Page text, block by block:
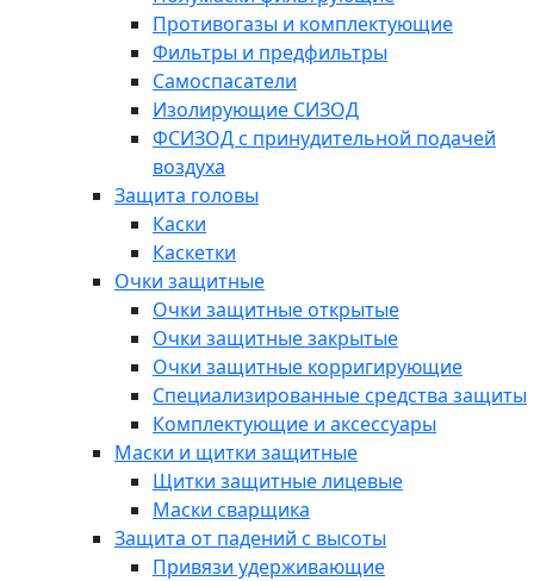
Противогазы и комплектующие
Фильтры и предфильтры
Самоспасатели
Изолирующие СИЗОД
ФСИЗОД с принудительной подачей
воздуха
Защита головы
Каски
Каскетки
Очки защитные
Очки защитные открытые
Очки защитные закрытые
Очки защитные корригирующие
Специализированные средства защиты
Комплектующие и аксессуары
Маски и щитки защитные
Щитки защитные лицевые
Маски сварщика
Защита от падений с высоты
Привязи удерживающие